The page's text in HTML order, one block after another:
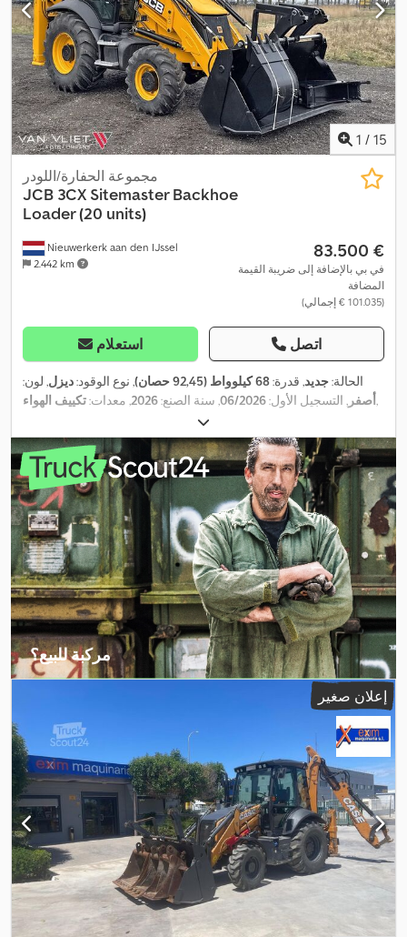
في الجر, نظام الفرامل المانعة للانغلاق (ABS), واقي رأس,
1 / 15
Nieuwerkerk aan den IJssel
2.442 km
مجموعة الحفارة/اللودر
JCB 3CX Sitemaster Backhoe
Loader (20 units)
‏83.500 €
في بي بالإضافة إلى ضريبة القيمة
المضافة
(‏101.035 € إجمالي)
استعلام اتصل
الحالة:جديد, قدرة:68 كيلوواط (92,45 حصان) , نوع الوقود:ديزل, لون:
أصفر , التسجيل الأول:06/2026, سنة الصنع:2026, معدات:تكييف الهواء ,
مركبة للبيع؟
إعلان صغير